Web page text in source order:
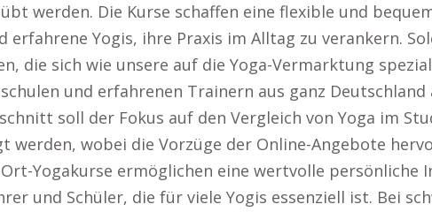
werden. Die Kurse schaffen eine flexible und
erfahrene Yogis, ihre Praxis im Alltag zu verankern.
die sich wie unsere auf die Yoga-Vermarktung
und erfahrenen Trainern aus ganz
soll der Fokus auf den Vergleich von Yoga im
werden, wobei die Vorzüge der Online-Angebote
Yogakurse ermöglichen eine wertvolle persönliche
und Schüler, die für viele Yogis essenziell ist. Bei